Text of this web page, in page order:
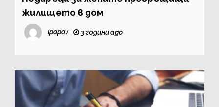
жилището в дом
ipopov 3 години ago